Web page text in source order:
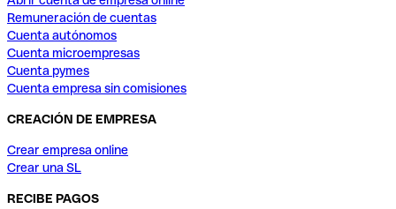
Remuneración de cuentas
Cuenta autónomos
Cuenta microempresas
Cuenta pymes
Cuenta empresa sin comisiones
CREACIÓN DE EMPRESA
Crear empresa online
Crear una SL
RECIBE PAGOS